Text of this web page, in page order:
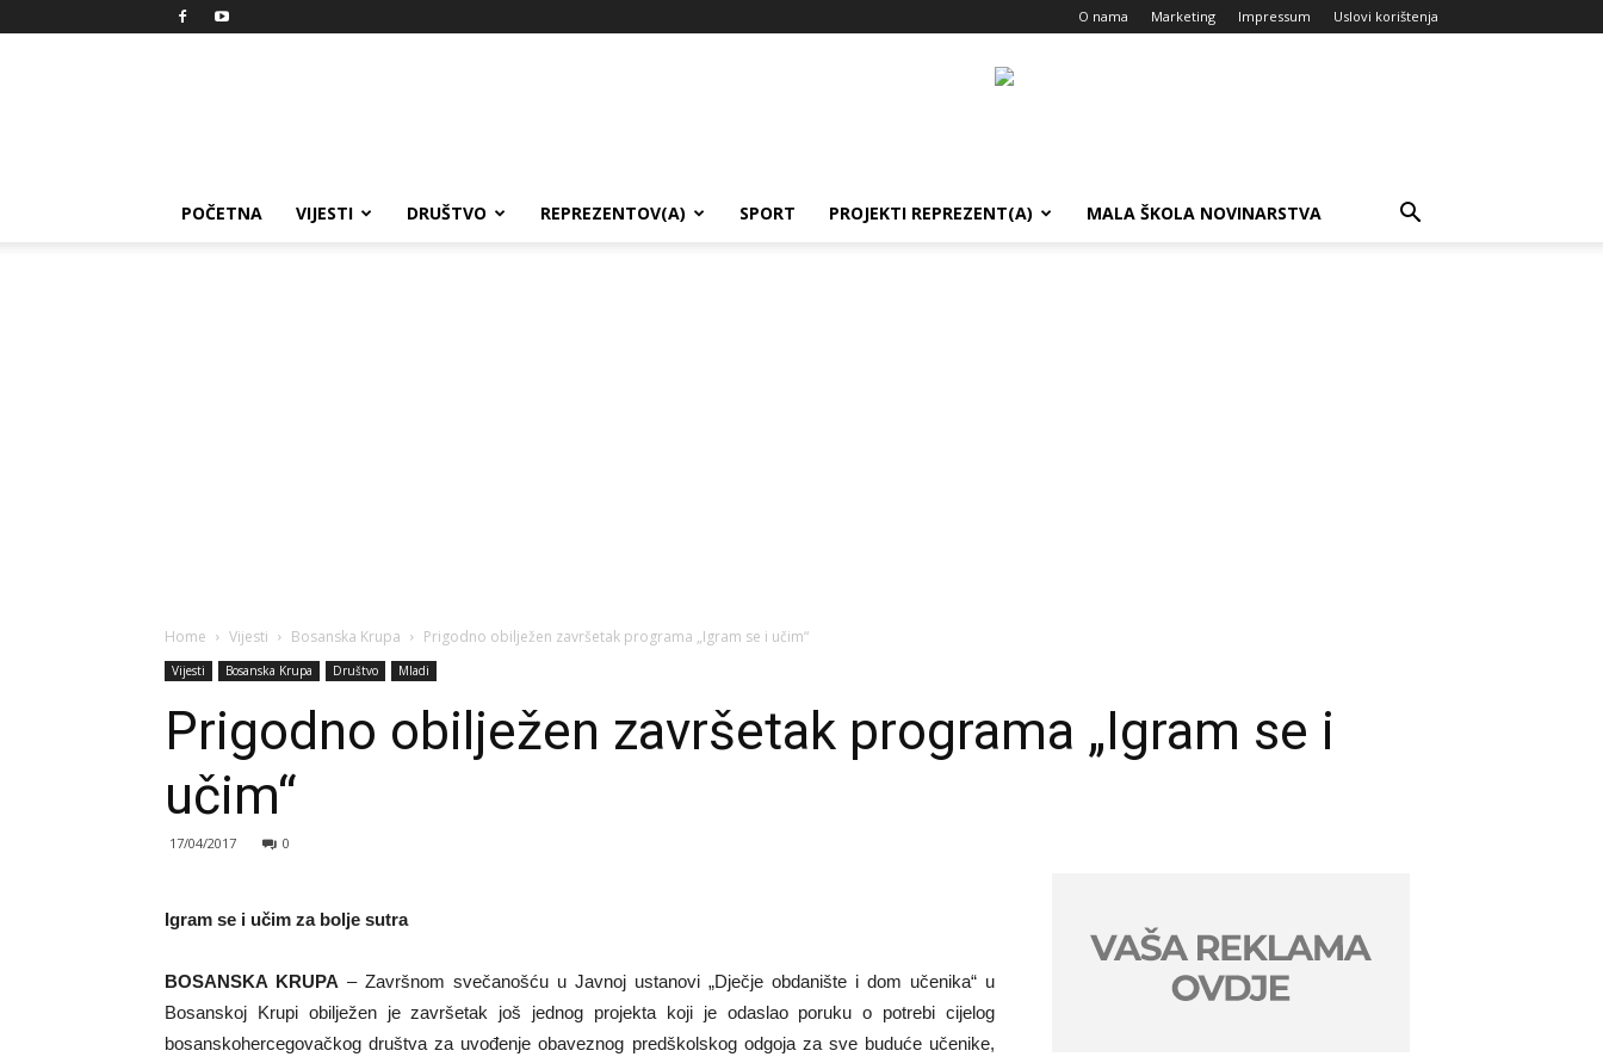
O nama Marketing Impressum Uslovi korištenja
POČETNA VIJESTI DRUŠTVO REPREZENTOV(A) SPORT PROJEKTI REPREZENT(A) MALA ŠKOLA NOVINARSTVA
Home Vijesti Bosanska Krupa Prigodno obilježen završetak programa „Igram se i učim“
Vijesti Bosanska Krupa Društvo Mladi
Prigodno obilježen završetak programa „Igram se i
učim“
17/04/2017 0
Igram se i učim za bolje sutra
BOSANSKA KRUPA – Završnom svečanošću u Javnoj ustanovi „Dječje obdanište i dom učenika“ u
Bosanskoj Krupi obilježen je završetak još jednog projekta koji je odaslao poruku o potrebi cijelog
bosanskohercegovačkog društva za uvođenje obaveznog predškolskog odgoja za sve buduće učenike,